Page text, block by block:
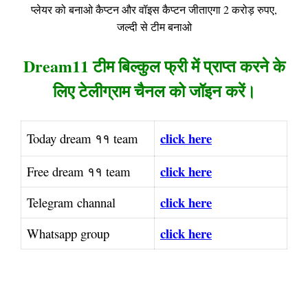
प्लेयर को बनाओ कैप्टन और वॉइस कैप्टन जीताएगा 2 करोड़ रुपए,
जल्दी से टीम बनाओ
Dream11 टीम बिल्कुल फ्री में प्राप्त करने के
लिए टेलीग्राम चैनल को जॉइन करें।
Today dream ११ team click here
Free dream ११ team click here
Telegram channal click here
Whatsapp group click here